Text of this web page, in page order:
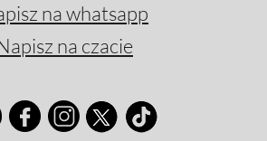
na whatsapp
na czacie